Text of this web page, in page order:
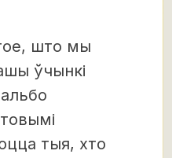
што мы
ўчынкі
тыя, хто